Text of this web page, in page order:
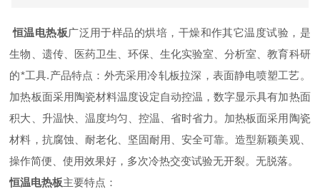
恒温电热板广泛用于样品的烘培，干燥和作其它温度试验，是
生物、遗传、医药卫生、环保、生化实验室、分析室、教育科研
的*工具.产品特点：外壳采用冷轧板拉深，表面静电喷塑工艺。
加热板面采用陶瓷材料温度设定自动控温，数字显示具有加热面
积大、升温快、温度均匀、控温、省时省力。加热板面采用陶瓷
材料，抗腐蚀、耐老化、坚固耐用、安全可靠。造型新颖美观、
操作简便、使用效果好，多次冷热交变试验无开裂。无脱落。
恒温电热板主要特点：